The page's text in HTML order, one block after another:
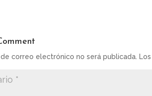
correo electrónico no será publicada.